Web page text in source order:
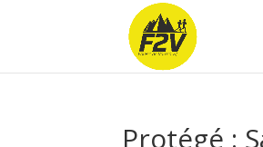
Protégé :